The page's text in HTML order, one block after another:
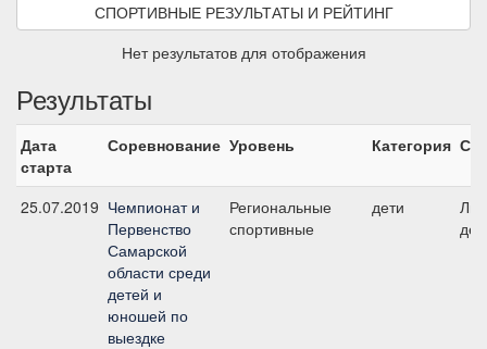
СПОРТИВНЫЕ РЕЗУЛЬТАТЫ И РЕЙТИНГ
Нет результатов для отображения
Результаты
Дата
старта
Соревнование Уровень Категория
25.07.2019 Чемпионат и
Первенство
Самарской
области среди
детей и
юношей по
выездке
Региональные
спортивные
дети